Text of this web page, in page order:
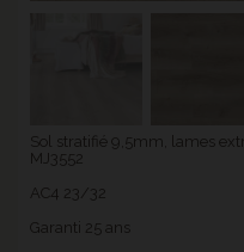
Sol stratifié 9,5mm, lames
MJ3552
AC4 23/32
Garanti 25 ans